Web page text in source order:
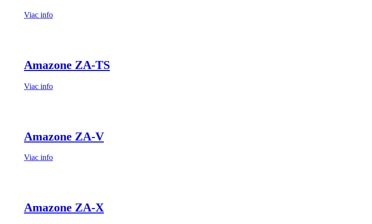
Viac info
Amazone ZA-TS
Viac info
Amazone ZA-V
Viac info
Amazone ZA-X